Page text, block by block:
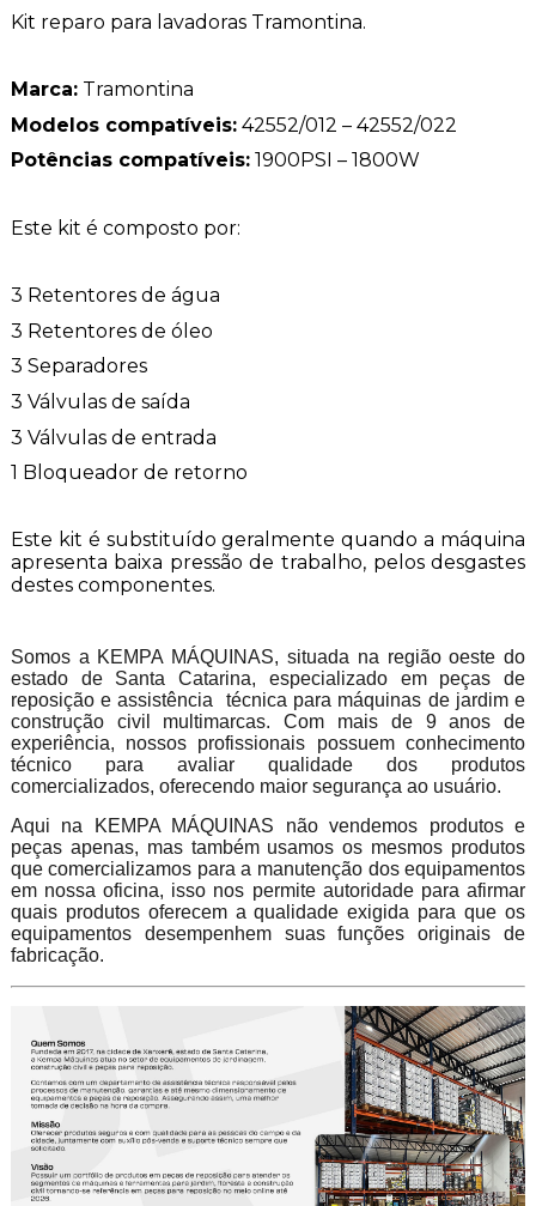
Kit reparo para lavadoras Tramontina.
Marca:Tramontina
Modelos compatíveis:42552/012 – 42552/022
Potências compatíveis:1900PSI – 1800W
Este kit é composto por:
3 Retentores de água
3 Retentores de óleo
3 Separadores
3 Válvulas de saída
3 Válvulas de entrada
1 Bloqueador de retorno
Este kit é substituído geralmente quando a máquina
apresenta baixa pressão de trabalho, pelos desgastes
destes componentes.
Somos a KEMPA MÁQUINAS, situada na região oeste do
estado de Santa Catarina, especializado em peças de
reposição e assistência técnica para máquinas de jardim e
construção civil multimarcas. Com mais de 9 anos de
experiência, nossos profissionais possuem conhecimento
técnico para avaliar qualidade dos produtos
comercializados, oferecendo maior segurança ao usuário.
Aqui na KEMPA MÁQUINAS não vendemos produtos e
peças apenas, mas também usamos os mesmos produtos
que comercializamos para a manutenção dos equipamentos
em nossa oficina, isso nos permite autoridade para afirmar
quais produtos oferecem a qualidade exigida para que os
equipamentos desempenhem suas funções originais de
fabricação.